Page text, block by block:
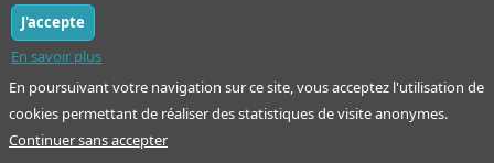
En poursuivant votre navigation sur ce site, vous acceptez l'utilisation de
cookies permettant de réaliser des statistiques de visite anonymes.
En savoir plus
J'accepte
Continuer sans accepter